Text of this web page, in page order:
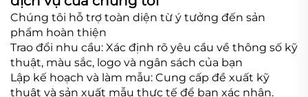
Chúng tôi hỗ trợ toàn diện từ ý tưởng đến sản
phẩm hoàn thiện
Trao đổi nhu cầu: Xác định rõ yêu cầu về thông số kỹ
thuật, màu sắc, logo và ngân sách của bạn
Lập kế hoạch và làm mẫu: Cung cấp đề xuất kỹ
thuật và sản xuất mẫu thực tế để bạn xác nhận.